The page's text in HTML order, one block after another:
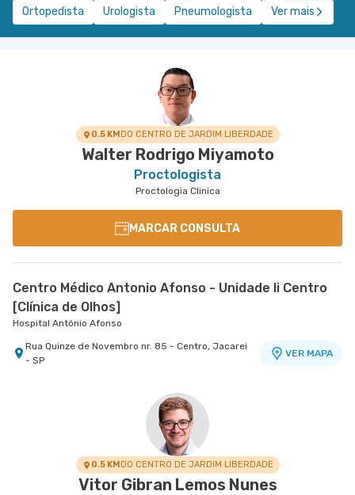
Ortopedista
Urologista Pneumologista Ver mais
0.5 KMDO CENTRO DE JARDIM LIBERDADE
Walter Rodrigo Miyamoto
Proctologista
Proctologia Clinica
MARCAR CONSULTA
Centro Médico Antonio Afonso - Unidade Ii Centro
[Clínica de Olhos]
Hospital Antônio Afonso
Rua Quinze de Novembro nr. 85 - Centro, Jacarei
- SP
VER MAPA
0.5 KMDO CENTRO DE JARDIM LIBERDADE
Vitor Gibran Lemos Nunes